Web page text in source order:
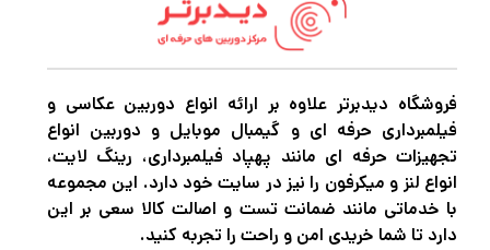
فروشگاه دیدبرتر علاوه بر ارائه انواع دوربین عکاسی و
فیلمبرداری حرفه ای و گیمبال موبایل و دوربین انواع
تجهیزات حرفه ای مانند پهپاد فیلمبرداری، رینگ لایت،
انواع لنز و میکرفون را نیز در سایت خود دارد. این مجموعه
با خدماتی مانند ضمانت تست و اصالت کالا سعی بر این
دارد تا شما خریدی امن و راحت را تجربه کنید.